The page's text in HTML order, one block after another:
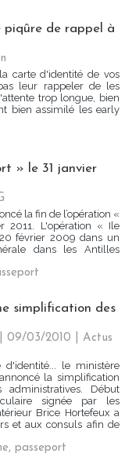
piqûre de rappel à
carte d'identité de vos
leur rappeler de les
trop longue, bien
bien assimilé les early
» le 31 janvier
la fin de l’opération «
2011. L'opération « Ile
février 2009 dans un
dans les Antilles
simplification des
09/03/2010 |Actus
d'identité... le ministère
la simplification
administratives. Début
signée par les
Brice Hortefeux a
et aux consuls afin de
, passeport